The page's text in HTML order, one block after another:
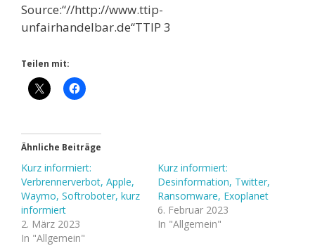
Source:“//http://www.ttip-
unfairhandelbar.de“TTIP 3
Teilen mit:
Ähnliche Beiträge
Kurz informiert:
Verbrennerverbot, Apple,
Waymo, Softroboter, kurz
informiert
2. März 2023
In "Allgemein"
Kurz informiert:
Desinformation, Twitter,
Ransomware, Exoplanet
6. Februar 2023
In "Allgemein"